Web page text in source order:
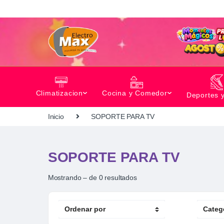
Climatizacion Cocina y Comedor Deportes
Inicio SOPORTE PARA TV
SOPORTE PARA TV
Mostrando – de 0 resultados